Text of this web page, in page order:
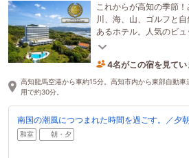
これからが高知の季節
川、海、山、ゴルフと
あるホテル。人気のビ
場に、最寄りの自動車道
4名がこの宿を見てい
4時間前に予約されま
高知龍馬空港から車約15分。高知市内から東部自動車
用で約30分。
南国の潮風につつまれた時間を過ごす。／
和室 朝・夕